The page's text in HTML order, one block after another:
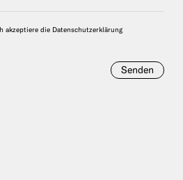
akzeptiere die Datenschutzerklärung
Senden